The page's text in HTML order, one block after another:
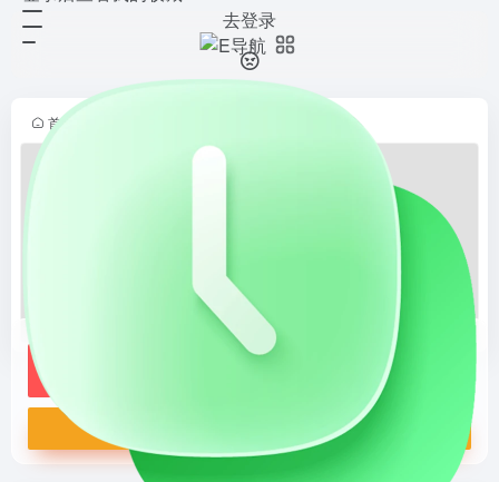
去登录
首页
专注于全球品牌标志新闻和设计趋势
的平台，提供最新的品牌标志设计案
入，是设计师和品牌经理了解行业动